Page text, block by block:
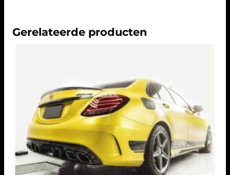
k
e
6
3
A
Gerelateerde producten